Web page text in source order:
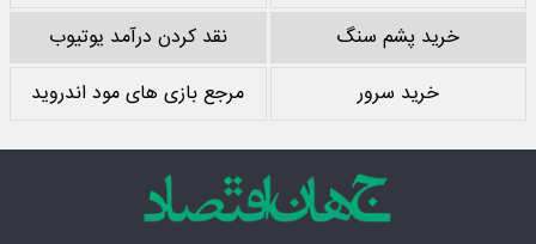
خرید پشم سنگ
نقد کردن درآمد یوتیوب
خرید سرور
مرجع بازی های مود اندروید